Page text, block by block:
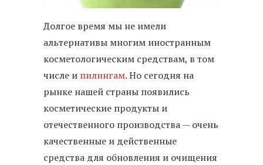
Долгое время мы не имели
альтернативы многим иностранным
косметологическим средствам, в том
числе и пилингам. Но сегодня на
рынке нашей страны появились
косметические продукты и
отечественного производства — очень
качественные и действенные
средства для обновления и очищения